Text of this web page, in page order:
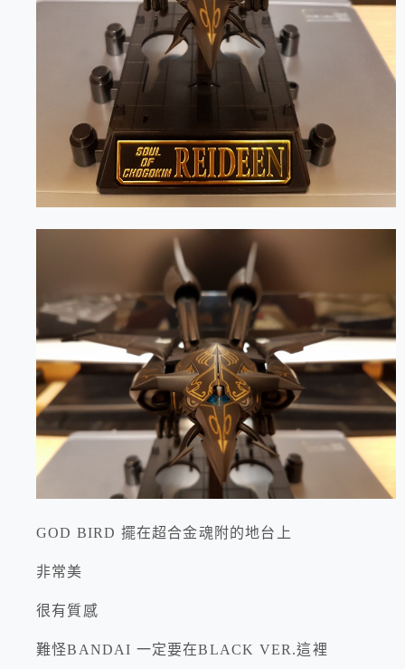
GOD BIRD 擺在超合金魂附的地台上
非常美
很有質感
難怪BANDAI 一定要在BLACK VER.這裡